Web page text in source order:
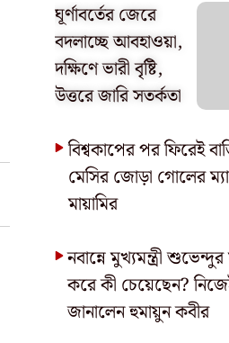
ঘূর্ণাবর্তের জেরে
বদলাচ্ছে আবহাওয়া,
দক্ষিণে ভারী বৃষ্টি,
উত্তরে জারি সতর্কতা
বিশ্বকাপের পর ফিরেই
মেসির জোড়া গোলের
মায়ামির
নবান্নে মুখ্যমন্ত্রী
করে কী চেয়েছেন?
জানালেন হুমায়ুন কবীর